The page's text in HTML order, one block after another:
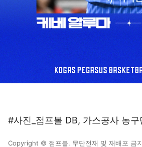
#사진_점프볼 DB, 가스공사 농구
Copyright © 점프볼. 무단전재 및 재배포 금